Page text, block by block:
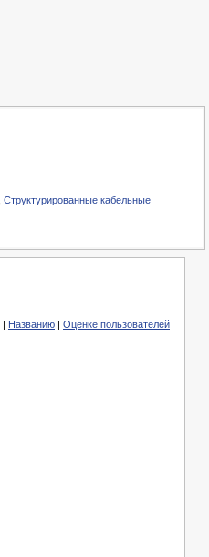
Структурированные кабельные
| Названию | Оценке пользователей